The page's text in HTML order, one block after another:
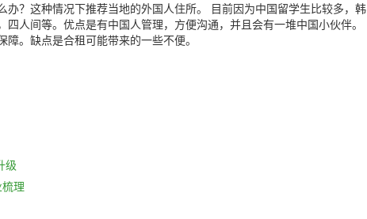
？这种情况下推荐当地的外国人住所。 目前因为中国留学生比较多，韩
人间等。优点是有中国人管理，方便沟通，并且会有一堆中国小伙伴。
。缺点是合租可能带来的一些不便。
级
理